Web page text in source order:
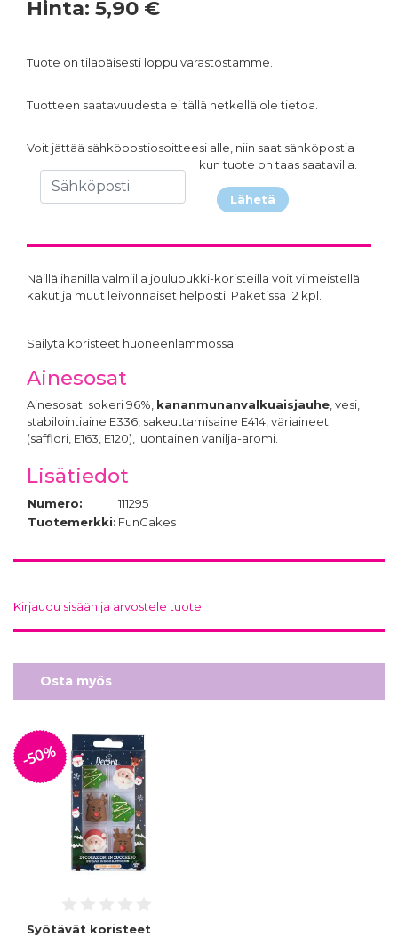
Hinta: 5,90 €
Tuote on tilapäisesti loppu varastostamme.
Tuotteen saatavuudesta ei tällä hetkellä ole tietoa.
Voit jättää sähköpostiosoitteesi alle, niin saat sähköpostia
kun tuote on taas saatavilla.
Lähetä
Näillä ihanilla valmiilla joulupukki-koristeilla voit viimeistellä
kakut ja muut leivonnaiset helposti. Paketissa 12 kpl.
Säilytä koristeet huoneenlämmössä.
Ainesosat
Ainesosat: sokeri 96%, kananmunanvalkuaisjauhe , vesi,
stabilointiaine E336, sakeuttamisaine E414, väriaineet
(safflori, E163, E120), luontainen vanilja-aromi.
Lisätiedot
Numero:
111295
Tuotemerkki: FunCakes
Kirjaudu sisään ja arvostele tuote.
Osta myös
-50%
Syötävät koristeet